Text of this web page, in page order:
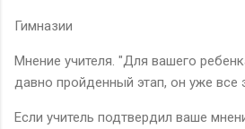
Гимназии
Мнение учителя. "Для вашего
давно пройденный этап, он уже все
Если учитель подтвердил ваше